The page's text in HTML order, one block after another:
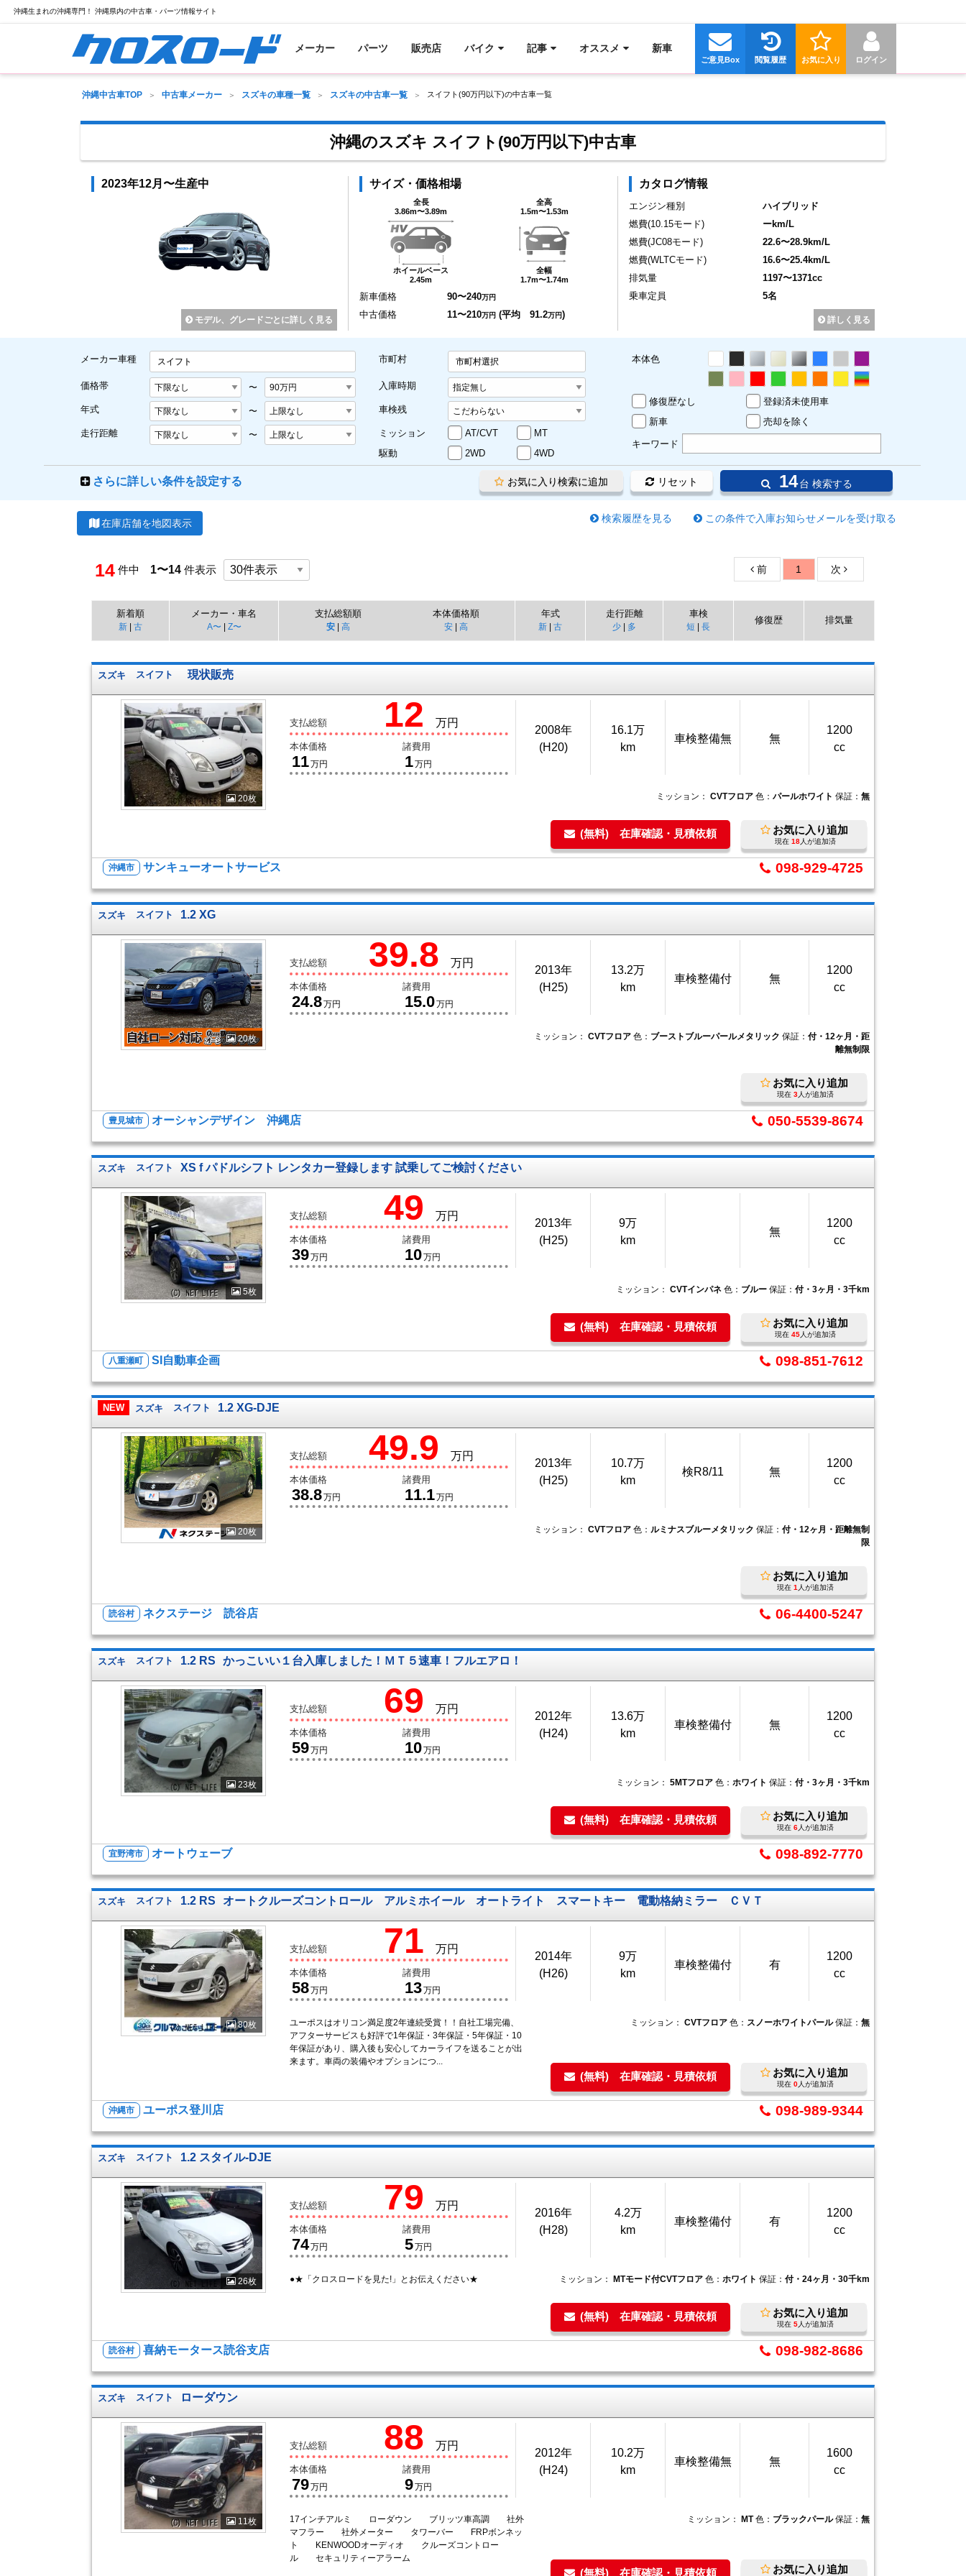
沖縄生まれの沖縄専門！ 沖縄県内の中古車・パーツ情報サイト
メーカー パーツ 販売店 バイク 記事 オススメ 新車
ログイン
お気に入り
閲覧履歴
ご意見Box
沖縄中古車TOP 中古車メーカー スズキの車種一覧 スズキの中古車一覧 スイフト(90万円以下)の中古車一覧
沖縄のスズキ スイフト(90万円以下)中古車
2023年12月〜生産中
モデル、グレードごとに詳しく見る
サイズ・価格相場
全長
3.86m〜3.89m
ホイールベース
2.45m
全高
1.5m〜1.53m
全幅
1.7m〜1.74m
新車価格 90〜240万円
中古価格 11〜210万円 (平均 91.2万円)
カタログ情報
エンジン種別
ハイブリッド
燃費(10.15モード)
ーkm/L
燃費(JC08モード)
22.6〜28.9km/L
燃費(WLTCモード)
16.6〜25.4km/L
排気量
1197〜1371cc
乗車定員
5名
詳しく見る
メーカー車種 スイフト
価格帯 〜
年式 〜
走行距離 〜
市町村 市町村選択
入庫時期
車検残
ミッション AT/CVT
MT
駆動
2WD 4WD
本体色
修復歴なし
登録済未使用車
新車
売却を除く
キーワード
さらに詳しい条件を設定する 14 台 検索する
リセット
お気に入り検索に追加
在庫店舗を地図表示 この条件で入庫お知らせメールを受け取る
検索履歴を見る
14 件中 1〜14 件表示 前 1 次
新着順
新 | 古
メーカー・車名
A〜| Z〜
支払総額順
安| 高
本体価格順
安| 高
年式
新 | 古
走行距離
少 | 多
車検
短 | 長
修復歴 排気量
スズキ スイフト 現状販売
20枚
支払総額 12 万円
本体価格
11万円
諸費用
1万円
2008年
(H20)
16.1万
km
車検整備無 無
1200
cc
ミッション： CVTフロア 色： パールホワイト 保証： 無
(無料) 在庫確認・見積依頼 お気に入り追加
現在 18人が追加済
沖縄市 サンキューオートサービス 098-929-4725
スズキ スイフト 1.2 XG
20枚
支払総額 39.8 万円
本体価格
24.8万円
諸費用
15.0万円
2013年
(H25)
13.2万
km
車検整備付 無
1200
cc
ミッション： CVTフロア 色： ブーストブルーパールメタリック 保証： 付・12ヶ月・距
離無制限
お気に入り追加
現在 3人が追加済
豊見城市 オーシャンデザイン 沖縄店 050-5539-8674
スズキ スイフト XS f パドルシフト レンタカー登録します 試乗してご検討ください
5枚
支払総額 49 万円
本体価格
39万円
諸費用
10万円
2013年
(H25)
9万
km
無
1200
cc
ミッション： CVTインパネ 色： ブルー 保証： 付・3ヶ月・3千km
(無料) 在庫確認・見積依頼 お気に入り追加
現在 45人が追加済
八重瀬町 SI自動車企画 098-851-7612
NEW スズキ スイフト 1.2 XG-DJE
20枚
支払総額 49.9 万円
本体価格
38.8万円
諸費用
11.1万円
2013年
(H25)
10.7万
km
検R8/11 無
1200
cc
ミッション： CVTフロア 色： ルミナスブルーメタリック 保証： 付・12ヶ月・距離無制
限
お気に入り追加
現在 1 人が追加済
読谷村 ネクステージ 読谷店 06-4400-5247
スズキ スイフト 1.2 RS かっこいい１台入庫しました！ＭＴ５速車！フルエアロ！
23枚
支払総額 69 万円
本体価格
59万円
諸費用
10万円
2012年
(H24)
13.6万
km
車検整備付 無
1200
cc
ミッション： 5MTフロア 色： ホワイト 保証： 付・3ヶ月・3千km
(無料) 在庫確認・見積依頼 お気に入り追加
現在 6人が追加済
宜野湾市 オートウェーブ 098-892-7770
スズキ スイフト 1.2 RS オートクルーズコントロール アルミホイール オートライト スマートキー 電動格納ミラー ＣＶＴ
80枚
支払総額 71 万円
本体価格
58万円
諸費用
13万円
2014年
(H26)
9万
km
車検整備付 有
1200
cc
ユーポスはオリコン満足度2年連続受賞！！自社工場完備、
アフターサービスも好評で1年保証・3年保証・5年保証・10
年保証があり、購入後も安心してカーライフを送ることが出
来ます。車両の装備やオプションにつ...
ミッション： CVTフロア 色： スノーホワイトパール 保証： 無
(無料) 在庫確認・見積依頼 お気に入り追加
現在 0人が追加済
沖縄市 ユーポス登川店 098-989-9344
スズキ スイフト 1.2 スタイル-DJE
26枚
支払総額 79 万円
本体価格
74万円
諸費用
5万円
2016年
(H28)
4.2万
km
車検整備付 有
1200
cc
●★「クロスロードを見た!」とお伝えください★ ミッション： MTモード付CVTフロア 色： ホワイト 保証： 付・24ヶ月・30千km
(無料) 在庫確認・見積依頼 お気に入り追加
現在 5人が追加済
読谷村 喜納モータース読谷支店 098-982-8686
スズキ スイフト ローダウン
11枚
支払総額 88 万円
本体価格
79万円
諸費用
9万円
2012年
(H24)
10.2万
km
車検整備無 無
1600
cc
17インチアルミ ローダウン ブリッツ車高調 社外
マフラー 社外メーター タワーバー FRPボンネッ
ト KENWOODオーディオ クルーズコントロー
ル セキュリティーアラーム
ミッション： MT 色： ブラックパール 保証： 無
(無料) 在庫確認・見積依頼 お気に入り追加